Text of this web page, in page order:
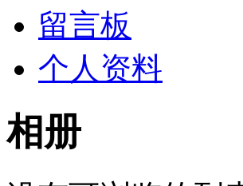
留言板
个人资料
相册